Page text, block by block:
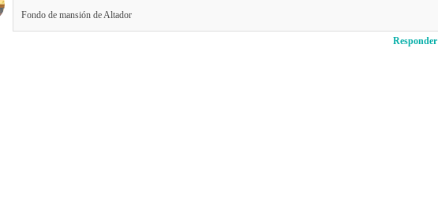
Fondo de mansión de Altador
Responder